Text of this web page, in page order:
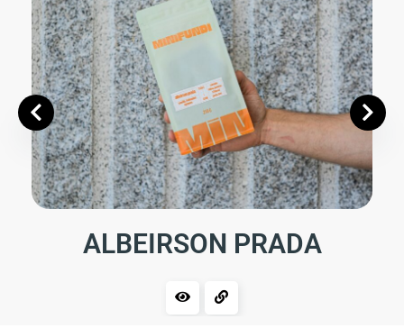
ALBEIRSON PRADA